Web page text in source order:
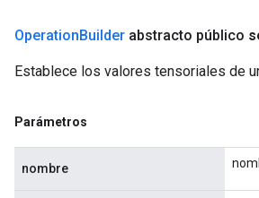
OperationBuilder abstracto público
Establece los valores tensoriales de
Parámetros
nombre